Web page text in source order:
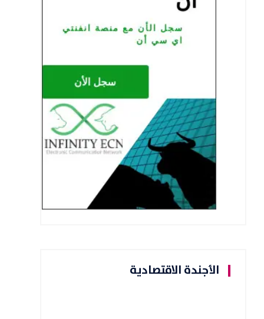
الأجندة الاقتصادية